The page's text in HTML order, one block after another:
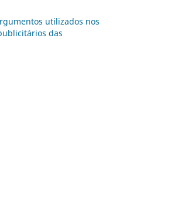
utilizados nos
das